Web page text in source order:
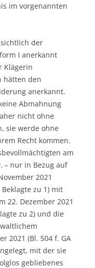
im vorgenannten
der
I anerkannt
Klägerin
hätten den
anerkannt.
Abmahnung
nicht ohne
sie werde ohne
Recht kommen.
am
– nur in Bezug auf
2021
zu 1) mit
22. Dezember 2021
zu 2) und die
2021 (Bl. 504 f. GA
mit der sie
gebliebenes